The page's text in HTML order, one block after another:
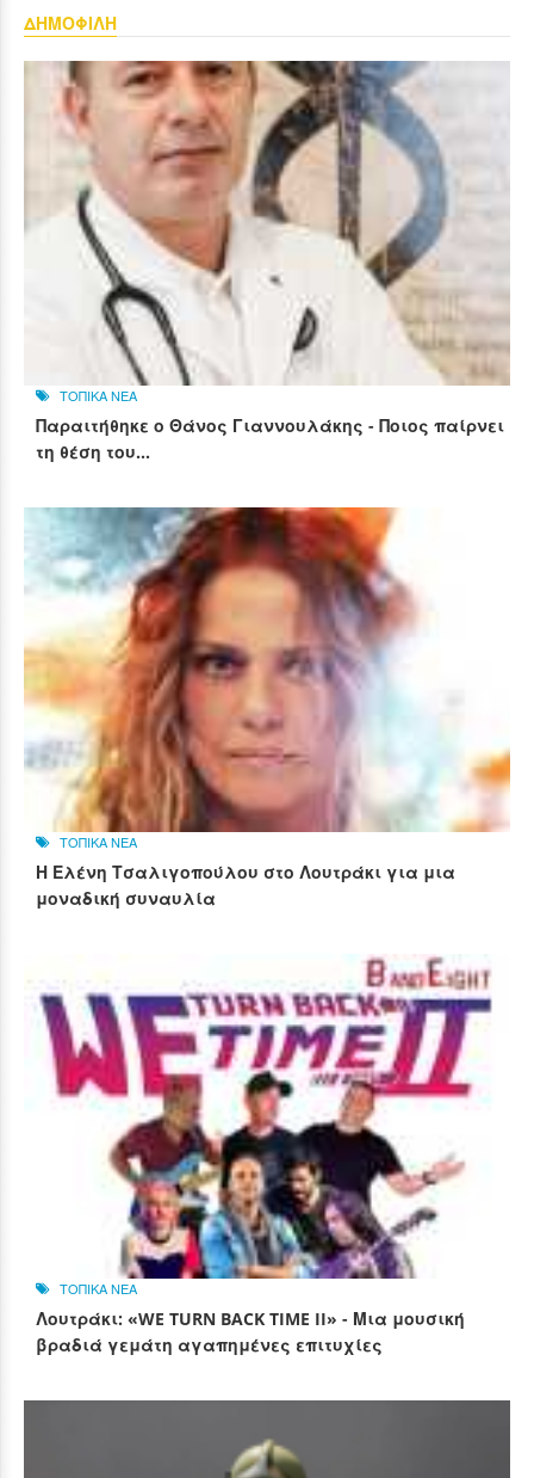
ΔΗΜΟΦΙΛΗ
ΤΟΠΙΚΑ ΝΕΑ
Παραιτήθηκε ο Θάνος Γιαννουλάκης - Ποιος παίρνει
τη θέση του...
ΤΟΠΙΚΑ ΝΕΑ
Η Ελένη Τσαλιγοπούλου στο Λουτράκι για μια
μοναδική συναυλία
ΤΟΠΙΚΑ ΝΕΑ
Λουτράκι: «WE TURN BACK TIME II» - Μια μουσική
βραδιά γεμάτη αγαπημένες επιτυχίες